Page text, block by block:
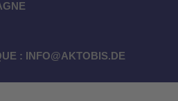
: INFO@AKTOBIS.DE